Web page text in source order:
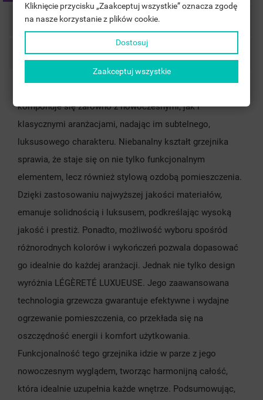
Accessories
Comments
komponuje się zarówno z nowoczesnymi, jak i
klasycznymi aranżacjami, nadając im subtelnego,
luksusowego charakteru. Niebanalny kształt grzejnika
sprawia, że staje się on nie tylko funkcjonalnym
elementem, lecz również stylową ozdobą pomieszczenia.
Dzięki zastosowaniu najwyższej jakości materiałów,
emanuje solidnością i luksusem, podkreślając wysoką
jakość i prestiż. Ponadto, możliwość wyboru spośród
różnorodnych kolorów i wykończeń pozwala dopasować
go idealnie do każdej aranżacji. Jednak nie tylko design
wyróżnia LÉGÈRETÉ LUXUEUSE. Jego zaawansowana
technologia grzewcza gwarantuje efektywne i wydajne
ogrzewanie pomieszczenia, co przekłada się na
oszczędność energii i komfort użytkowania.
Funkcjonalność tego grzejnika idzie w parze z jego
nowoczesnym wyglądem, tworząc harmonijną całość,
która idealnie uzupełnia każde wnętrze. Podsumowując,
((CANCELTEXT))
((CANCELTEXT)) ((LOGINTEXT))
Kliknięcie przycisku „Zaakceptuj wszystkie” oznacza zgodę
na nasze korzystanie z plików cookie.
Dostosuj
Zaakceptuj wszystkie